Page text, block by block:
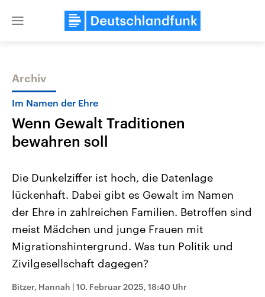
Close
Themen
Landtagswahl Sachsen-Anhalt
2026
Alle Informationen
Sachsen-Anhalt wählt am 6.
September 2026 einen neuen
Landtag. Seit 2021 wird das
Bundesland von einer Koalition aus
CDU, SPD und FDP regiert.-
Umfragen, Prognosen,
Wahlprogramme, aktuelle Berichte
USA
Aktuelle Beiträge,
Hintergründe
Wirtschaftlich und
gehören die Vereinigten
den mächtigsten Ländern
Archiv
Im Namen der Ehre
Wenn Gewalt Traditionen
bewahren soll
Die Dunkelziffer ist hoch, die Datenlage
lückenhaft. Dabei gibt es Gewalt im Namen
der Ehre in zahlreichen Familien. Betroffen sind
meist Mädchen und junge Frauen mit
Migrationshintergrund. Was tun Politik und
Zivilgesellschaft dagegen?
Bitzer, Hannah | 10. Februar 2025, 18:40 Uhr